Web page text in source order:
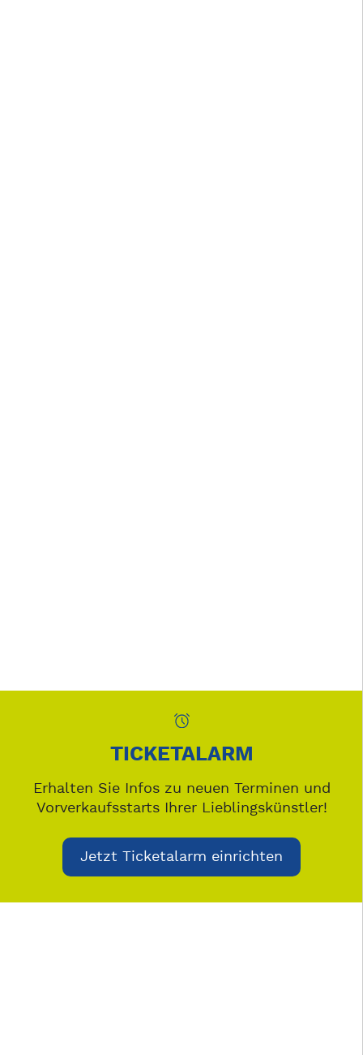
TICKETALARM
Erhalten Sie Infos zu neuen Terminen und
Vorverkaufsstarts Ihrer Lieblingskünstler!
Jetzt Ticketalarm einrichten